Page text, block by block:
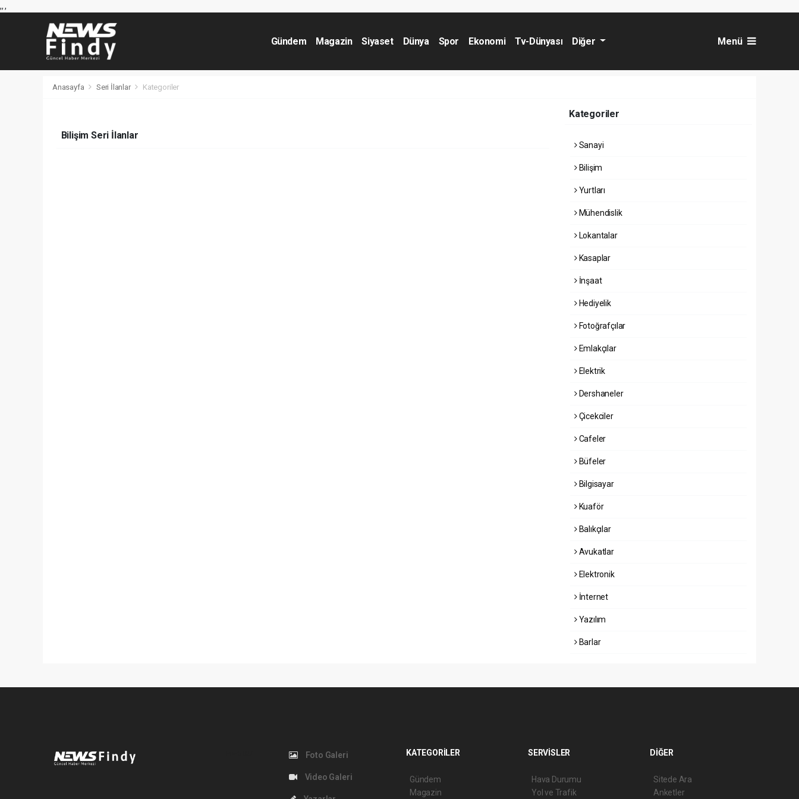
,,,
Gündem Magazin Siyaset Dünya Spor Ekonomi Tv-Dünyası Diğer Menü
Anasayfa Seri İlanlar Kategoriler
Bilişim Seri İlanlar
Kategoriler
Sanayi
Bilişim
Yurtları
Mühendislik
Lokantalar
Kasaplar
İnşaat
Hediyelik
Fotoğrafçılar
Emlakçılar
Elektrik
Dershaneler
Çicekciler
Cafeler
Büfeler
Bilgisayar
Kuaför
Balıkçılar
Avukatlar
Elektronik
İnternet
Yazılım
Barlar
Foto Galeri
Video Galeri
KATEGORİLER
Gündem
Magazin
SERVİSLER
Hava Durumu
Yol ve Trafik
DİĞER
Sitede Ara
Anketler